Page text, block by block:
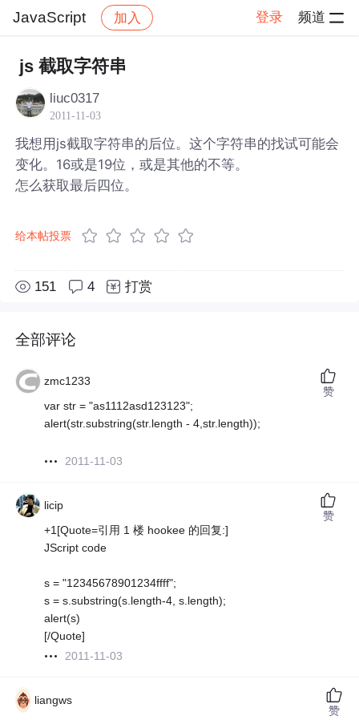
JavaScript 加入 登录 频道
社区 JavaScript
js 截取字符串
liuc0317
2011-11-03
我想用js截取字符串的后位。这个字符串的找试可能会
变化。16或是19位，或是其他的不等。
怎么获取最后四位。
给本帖投票
151 4 打赏
全部评论
zmc1233
var str = "as1112asd123123";
alert(str.substring(str.length - 4,str.length));
2011-11-03
赞
licip
+1[Quote=引用 1 楼 hookee 的回复:]
JScript code
s = "12345678901234ffff";
s = s.substring(s.length-4, s.length);
alert(s)
[/Quote]
2011-11-03
赞
liangws
赞